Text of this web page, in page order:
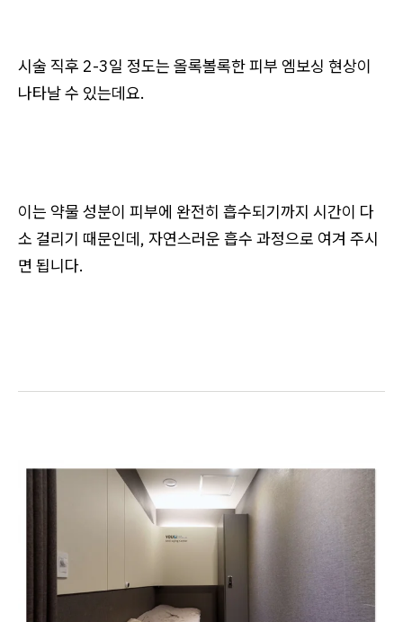
시술 직후 2-3일 정도는 올록볼록한 피부 엠보싱 현상이
나타날 수 있는데요.
이는 약물 성분이 피부에 완전히 흡수되기까지 시간이 다
소 걸리기 때문인데, 자연스러운 흡수 과정으로 여겨 주시
면 됩니다.